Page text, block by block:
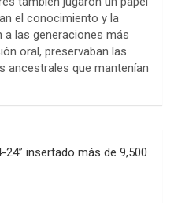
el conocimiento y la
a las generaciones más
oral, preservaban las
ancestrales que mantenían
24” insertado más de 9,500